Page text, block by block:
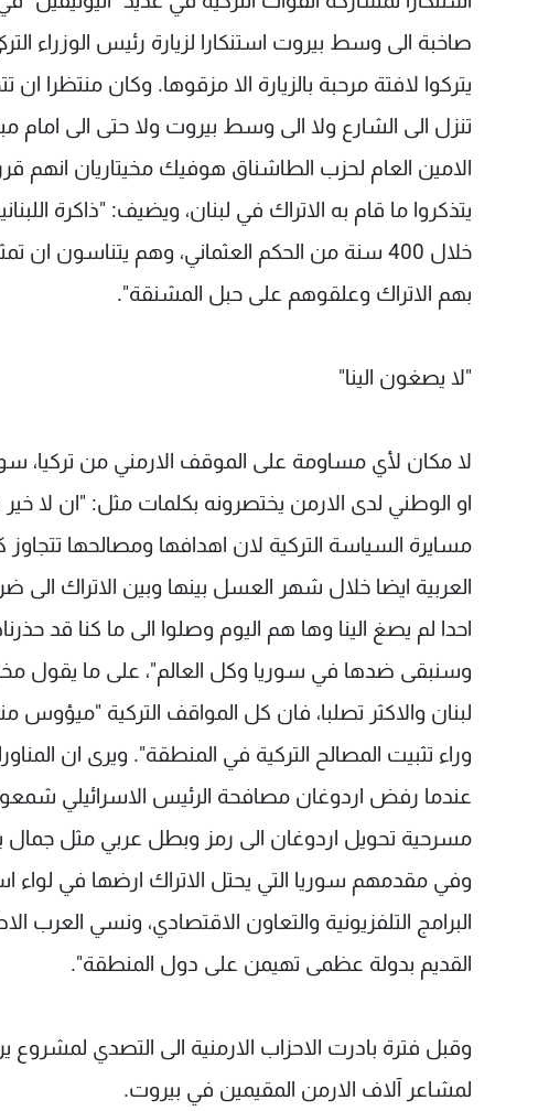
صاخبة الى وسط بيروت استنكارا لزيارة رئيس الوزراء
يتركوا لافتة مرحبة بالزيارة الا مزقوها. وكان منتظرا
تنزل الى الشارع ولا الى وسط بيروت ولا حتى الى
الامين العام لحزب الطاشناق هوفيك مخيتاريان انهم
يتذكروا ما قام به الاتراك في لبنان، ويضيف: "ذاكرة
خلال 400 سنة من الحكم العثماني، وهم
بهم الاتراك وعلقوهم على حبل المشنقة".
"لا يصغون الينا"
لا مكان لأي مساومة على الموقف الارمني من تركيا،
او الوطني لدى الارمن يختصرونه بكلمات مثل: "ان لا خير
مسايرة السياسة التركية لان اهدافها ومصالحها تتجاوز
العربية ايضا خلال شهر العسل بينها وبين الاتراك
احدا لم يصغ الينا وها هم اليوم وصلوا الى ما كنا قد
وسنبقى ضدها في سوريا وكل العالم"، على ما يقول
لبنان والاكثر تصلبا، فان كل المواقف التركية "ميؤوس
وراء تثبيت المصالح التركية في المنطقة". ويرى ان
عندما رفض اردوغان مصافحة الرئيس الاسرائيلي
مسرحية تحويل اردوغان الى رمز وبطل عربي مثل جمال
وفي مقدمهم سوريا التي يحتل الاتراك ارضها في لواء
البرامج التلفزيونية والتعاون الاقتصادي، ونسي العرب
القديم بدولة عظمى تهيمن على دول المنطقة".
وقبل فترة بادرت الاحزاب الارمنية الى التصدي لمشروع
لمشاعر آلاف الارمن المقيمين في بيروت.